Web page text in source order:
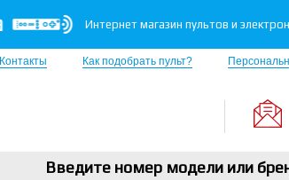
Интернет магазин пультов и
Контакты Как подобрать пульт?
Введите номер модели или